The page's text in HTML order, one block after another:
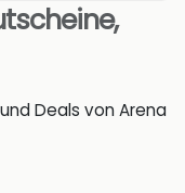
Deals von Arena